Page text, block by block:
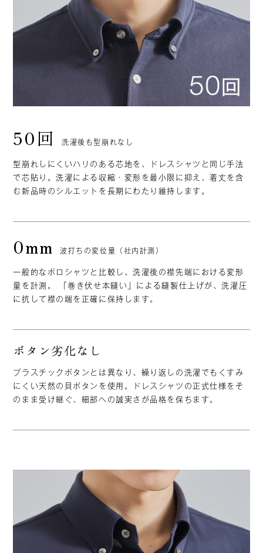
50回 洗濯後も型崩れなし
型崩れしにくいハリのある芯地を、ドレスシャツと同じ手法
で芯貼り。洗濯による収縮・変形を最小限に抑え、着丈を含
む新品時のシルエットを長期にわたり維持します。
0mm 波打ちの変位量 （社内計測）
一般的なポロシャツと比較し、洗濯後の襟先端における変形
量を計測。 「巻き伏せ本縫い」による縫製仕上げが、洗濯圧
に抗して襟の端を正確に保持します。
ボタン劣化なし
プラスチックボタンとは異なり、繰り返しの洗濯でもくすみ
にくい天然の貝ボタンを使用。ドレスシャツの正式仕様をそ
のまま受け継ぐ、細部への誠実さが品格を保ちます。